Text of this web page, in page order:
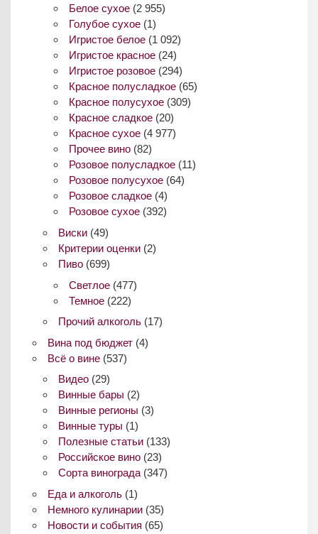
Белое сухое (2 955)
Голубое сухое (1)
Игристое белое (1 092)
Игристое красное (24)
Игристое розовое (294)
Красное полусладкое (65)
Красное полусухое (309)
Красное сладкое (20)
Красное сухое (4 977)
Прочее вино (82)
Розовое полусладкое (11)
Розовое полусухое (64)
Розовое сладкое (4)
Розовое сухое (392)
Виски(49)
Критерии оценки(2)
Пиво(699)
Светлое (477)
Темное (222)
Прочий алкоголь(17)
Вина под бюджет(4)
Всё о вине(537)
Видео(29)
Винные бары (2)
Винные регионы (3)
Винные туры (1)
Полезные статьи(133)
Российское вино(23)
Сорта винограда(347)
Еда и алкоголь(1)
Немного кулинарии(35)
Новости и события (65)